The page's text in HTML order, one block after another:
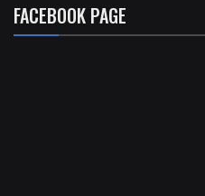
FACEBOOK PAGE